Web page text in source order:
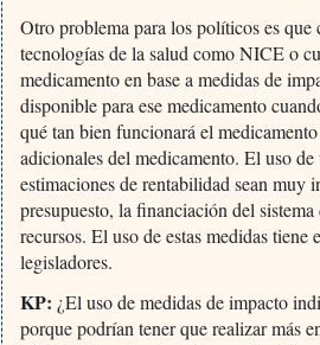
Otro problema para los políticos es
tecnologías de la salud como NICE o
medicamento en base a medidas de
disponible para ese medicamento
qué tan bien funcionará el
adicionales del medicamento. El uso
estimaciones de rentabilidad sean muy
presupuesto, la financiación del
recursos. El uso de estas medidas
legisladores.
KP: ¿El uso de medidas de impacto
porque podrían tener que realizar más